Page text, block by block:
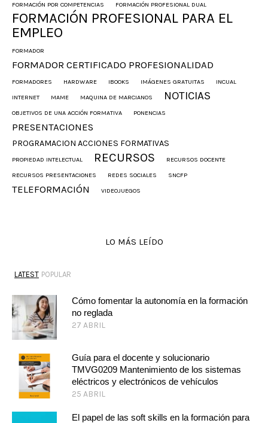
FORMACIÓN POR COMPETENCIAS
FORMACIÓN PROFESIONAL DUAL
FORMACIÓN PROFESIONAL PARA EL
EMPLEO
FORMADOR
FORMADOR CERTIFICADO PROFESIONALIDAD
FORMADORES HARDWARE IBOOKS IMÁGENES GRATUITAS
INCUAL
INTERNET
MAME MAQUINA DE MARCIANOS NOTICIAS
OBJETIVOS DE UNA ACCIÓN FORMATIVA PONENCIAS
PRESENTACIONES
PROGRAMACION ACCIONES FORMATIVAS
PROPIEDAD INTELECTUAL RECURSOS
RECURSOS DOCENTE
RECURSOS PRESENTACIONES
REDES SOCIALES SNCFP
TELEFORMACIÓN VIDEOJUEGOS
LO MÁS LEÍDO
LATEST POPULAR
Cómo fomentar la autonomía en la formación
no reglada
27 ABRIL
Guía para el docente y solucionario
TMVG0209 Mantenimiento de los sistemas
eléctricos y electrónicos de vehículos
25 ABRIL
El papel de las soft skills en la formación para